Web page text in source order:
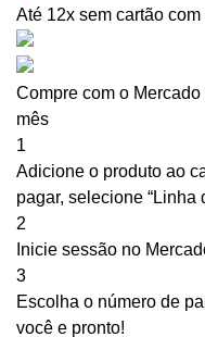
Até 12x sem cartão com
Compre com o
mês
1
Adicione o produto ao
pagar, selecione “Linha
2
Inicie sessão no
3
Escolha o número de
você e pronto!